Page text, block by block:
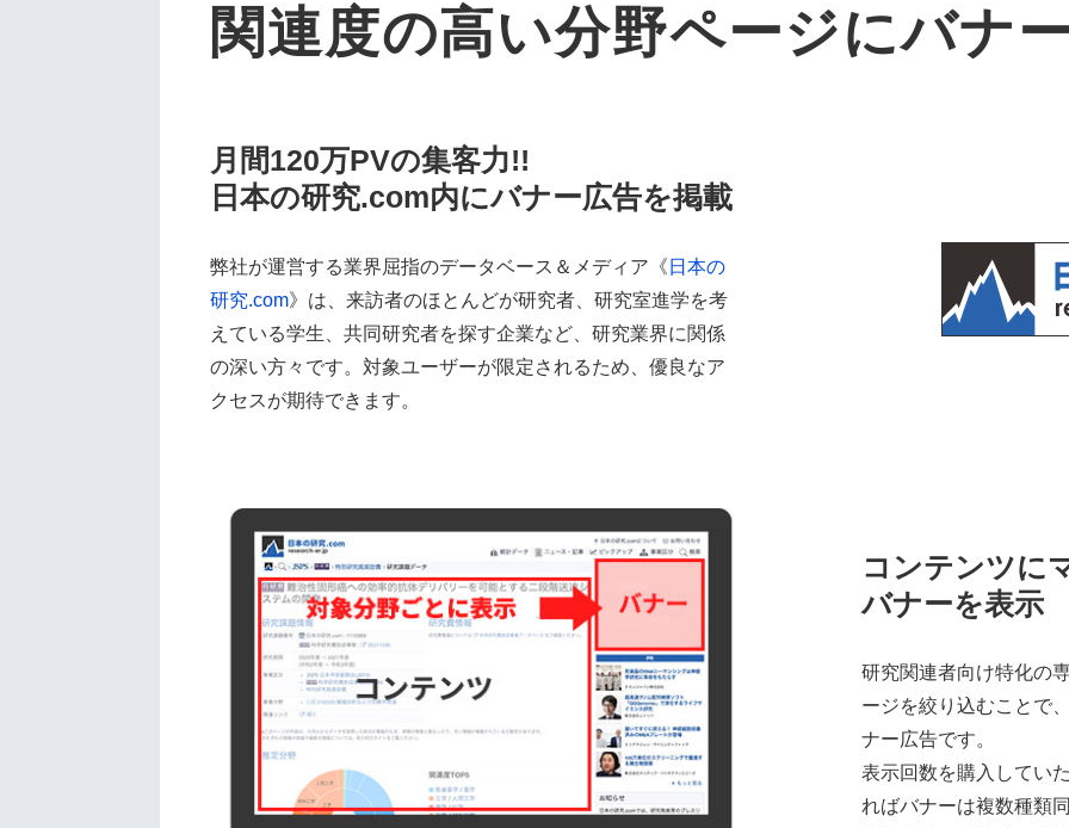
関連度の高い分野ページにバナ
月間120万PVの集客力!!
日本の研究.com内にバナー広告を掲載
弊社が運営する業界屈指のデータベース＆メディア《 日本の
研究.com》は、来訪者のほとんどが研究者 、研究室進学を考
えている学生 、共同研究者を探す企業など、研究業界に関係
の深い方々です。対象ユーザーが限定されるため、 優良なア
クセスが期待できます。
コンテンツに
バナーを表示
研究関連者向け特化の
ージを絞り込むことで
ナー広告です。
表示回数を購入してい
ればバナーは複数種類